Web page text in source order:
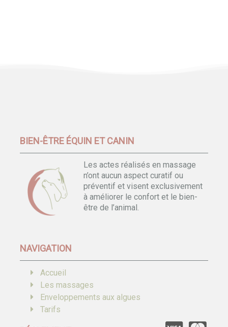
BIEN-ÊTRE ÉQUIN ET CANIN
Les actes réalisés en massage
n’ont aucun aspect curatif ou
préventif et visent exclusivement
à améliorer le confort et le bien-
être de l’animal.
NAVIGATION
Accueil
Les massages
Enveloppements aux algues
Tarifs